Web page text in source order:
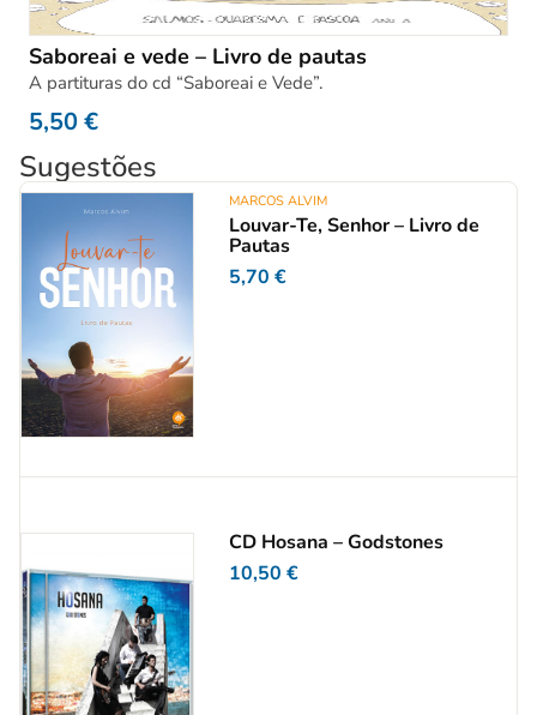
Saboreai e vede – Livro de pautas
A partituras do cd “Saboreai e Vede”.
5,50€
Sugestões
MARCOS ALVIM
Louvar-Te, Senhor – Livro de
Pautas
5,70 €
CD Hosana – Godstones
10,50 €